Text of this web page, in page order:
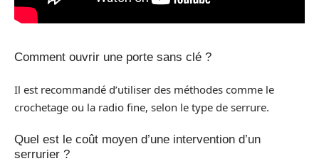
Comment ouvrir une porte sans clé ?
Il est recommandé d’utiliser des méthodes comme le
crochetage ou la radio fine, selon le type de serrure.
Quel est le coût moyen d’une intervention d’un
serrurier ?